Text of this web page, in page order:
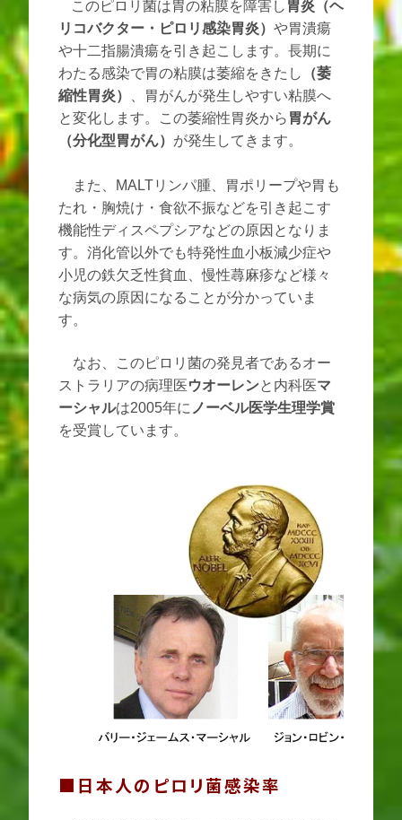
このピロリ菌は胃の粘膜を障害し 胃炎（ヘ
リコバクター・ピロリ感染胃炎） や胃潰瘍
や十二指腸潰瘍を引き起こします。長期に
わたる感染で胃の粘膜は萎縮をきたし
（萎
縮性胃炎）
、胃がんが発生しやすい粘膜へ
と変化します。この萎縮性胃炎から 胃がん
（分化型胃がん） が発生してきます。
また、MALTリンパ腫、胃ポリープや胃も
たれ・胸焼け・食欲不振などを引き起こす
機能性ディスペプシアなどの原因となりま
す。消化管以外でも特発性血小板減少症や
小児の鉄欠乏性貧血、慢性蕁麻疹など様々
な病気の原因になることが分かっていま
す。
なお、このピロリ菌の発見者であるオー
ストラリアの病理医ウオーレンと内科医マ
ーシャルは2005年に ノーベル医学生理学賞
を受賞しています。
■日本人のピロリ菌感染率